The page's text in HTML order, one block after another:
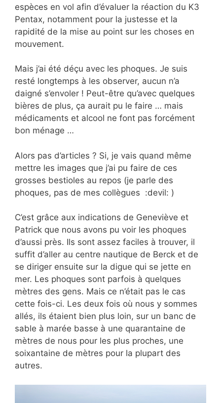
espèces en vol afin d’évaluer la réaction du K3
Pentax, notamment pour la justesse et la
rapidité de la mise au point sur les choses en
mouvement.
Mais j’ai été déçu avec les phoques. Je suis
resté longtemps à les observer, aucun n’a
daigné s’envoler ! Peut-être qu’avec quelques
bières de plus, ça aurait pu le faire … mais
médicaments et alcool ne font pas forcément
bon ménage …
Alors pas d’articles ? Si, je vais quand même
mettre les images que j’ai pu faire de ces
grosses bestioles au repos (je parle des
phoques, pas de mes collègues :devil: )
C’est grâce aux indications de Geneviève et
Patrick que nous avons pu voir les phoques
d’aussi près. Ils sont assez faciles à trouver, il
suffit d’aller au centre nautique de Berck et de
se diriger ensuite sur la digue qui se jette en
mer. Les phoques sont parfois à quelques
mètres des gens. Mais ce n’était pas le cas
cette fois-ci. Les deux fois où nous y sommes
allés, ils étaient bien plus loin, sur un banc de
sable à marée basse à une quarantaine de
mètres de nous pour les plus proches, une
soixantaine de mètres pour la plupart des
autres.